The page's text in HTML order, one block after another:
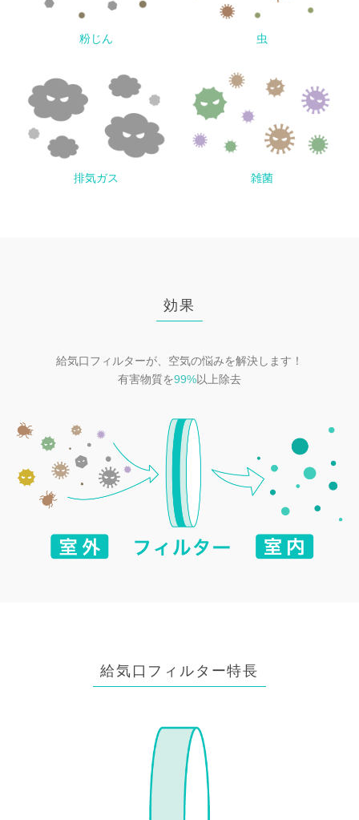
粉じん 虫
排気ガス 雑菌
効果
給気口フィルターが、空気の悩みを解決します！
有害物質を99%以上除去
給気口フィルター特長